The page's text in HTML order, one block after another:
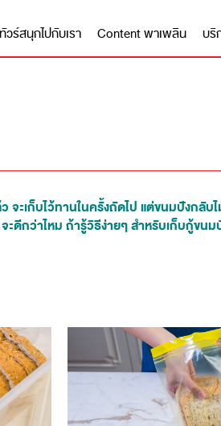
ทัวร์สนุกไปกับเรา Content พาเพลิน บริ
ะเก็บไว้ทานในครั้งถัดไป แต่ขนมปังกลั
จะดีกว่าไหม ถ้ารู้วิธีง่ายๆ สำหรับเก็บกู้ข